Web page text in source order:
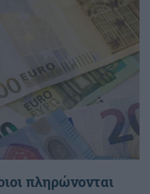
πληρώνονται